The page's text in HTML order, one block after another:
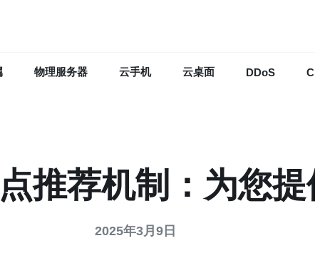
物理服务器 云手机 云桌面 DDoS
推荐机制：为您
2025年3月9日